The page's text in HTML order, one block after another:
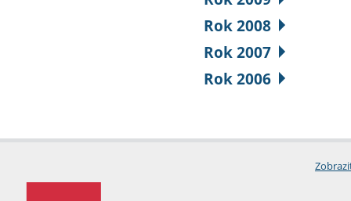
Rok 2008
Rok 2007
Rok 2006